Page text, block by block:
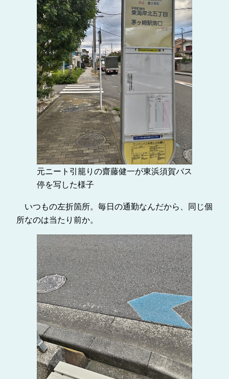
元ニート引籠りの齋藤健一が東浜須賀バス
停を写した様子
いつもの左折箇所。毎日の通勤なんだから、同じ個
所なのは当たり前か。